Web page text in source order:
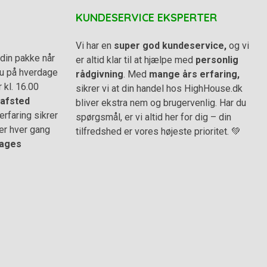
pakke når
på hverdage
16.00
afsted
sikrer
hver gang
KUNDESERVICE EKSPERTER
Vi har en super god kundeservice, og vi
er altid klar til at hjælpe med personlig
rådgivning. Med mange års erfaring,
sikrer vi at din handel hos HighHouse.dk
bliver ekstra nem og brugervenlig. Har du
spørgsmål, er vi altid her for dig – din
tilfredshed er vores højeste prioritet. 💚